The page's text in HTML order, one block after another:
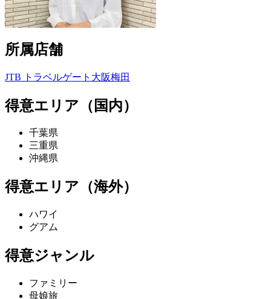
所属店舗
JTB トラベルゲート大阪梅田
得意エリア（国内）
千葉県
三重県
沖縄県
得意エリア（海外）
ハワイ
グアム
得意ジャンル
ファミリー
母娘旅